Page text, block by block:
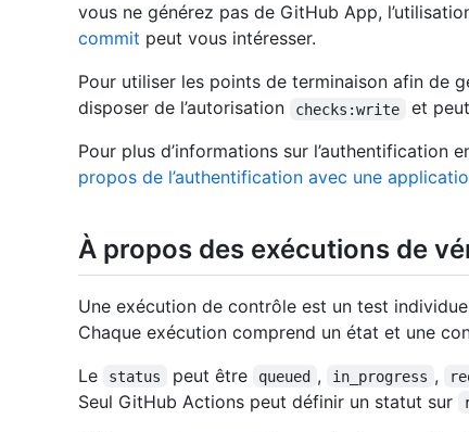
vous ne générez pas de GitHub App,
commit peut vous intéresser.
Pour utiliser les points de terminaison afin de
disposer de l’autorisation
checks:write et
Pour plus d’informations sur l’authentification
propos de l’authentification avec une
À propos des exécutions de
Une exécution de contrôle est un test
Chaque exécution comprend un état et une
Le
status peut être queued , in_progress ,
Seul GitHub Actions peut définir un statut sur